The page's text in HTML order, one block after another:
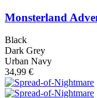
Monsterland
Black
Dark Grey
Urban Navy
34,99 €